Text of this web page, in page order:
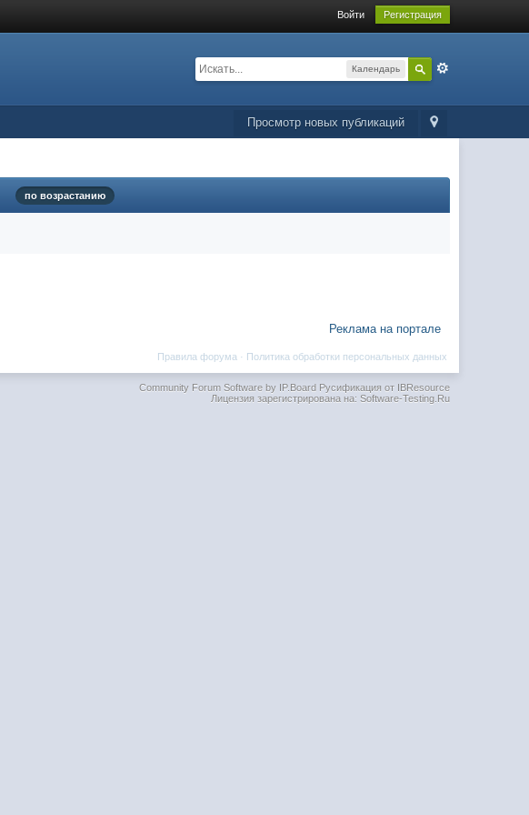
Войти Регистрация
Календарь
Просмотр новых публикаций
по возрастанию
Реклама на портале
Политика обработки персональных данных
Правила форума ·
Community Forum Software by IP.BoardРусификация от IBResource
Лицензия зарегистрирована на: Software-Testing.Ru